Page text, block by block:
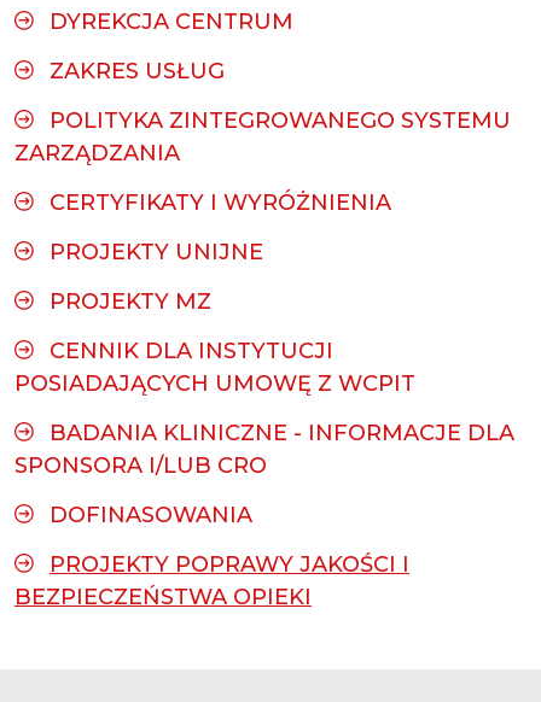
DYREKCJA CENTRUM
ZAKRES USŁUG
POLITYKA ZINTEGROWANEGO SYSTEMU
ZARZĄDZANIA
CERTYFIKATY I WYRÓŻNIENIA
PROJEKTY UNIJNE
PROJEKTY MZ
CENNIK DLA INSTYTUCJI
POSIADAJĄCYCH UMOWĘ Z WCPIT
BADANIA KLINICZNE - INFORMACJE DLA
SPONSORA I/LUB CRO
DOFINASOWANIA
PROJEKTY POPRAWY JAKOŚCI I
BEZPIECZEŃSTWA OPIEKI